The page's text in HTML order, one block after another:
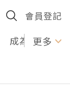
會員登記
成為U更多